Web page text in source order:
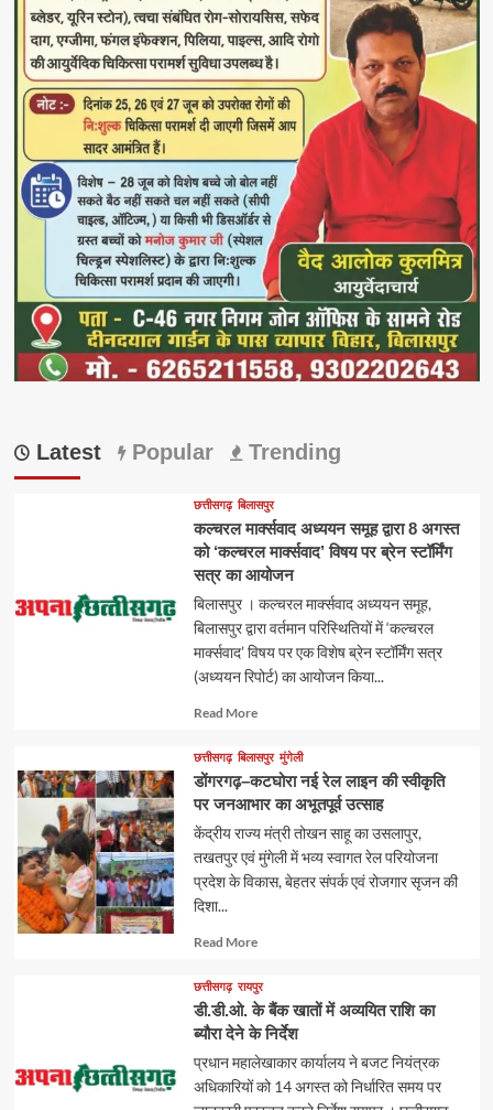
Latest Popular Trending
छत्तीसगढ़ बिलासपुर
कल्चरल मार्क्सवाद अध्ययन समूह द्वारा 8 अगस्त
को ‘कल्चरल मार्क्सवाद’ विषय पर ब्रेन स्टॉर्मिंग
सत्र का आयोजन
बिलासपुर । कल्चरल मार्क्सवाद अध्ययन समूह,
बिलासपुर द्वारा वर्तमान परिस्थितियों में ‘कल्चरल
मार्क्सवाद’ विषय पर एक विशेष ब्रेन स्टॉर्मिंग सत्र
(अध्ययन रिपोर्ट) का आयोजन किया...
Read MoreRead
about
छत्तीसगढ़ बिलासपुर मुंगेली
डोंगरगढ़–कटघोरा नई रेल लाइन की स्वीकृति
पर जनआभार का अभूतपूर्व उत्साह
केंद्रीय राज्य मंत्री तोखन साहू का उसलापुर,
तखतपुर एवं मुंगेली में भव्य स्वागत रेल परियोजना
प्रदेश के विकास, बेहतर संपर्क एवं रोजगार सृजन की
दिशा...
Read MoreRead
about
छत्तीसगढ़ रायपुर
डी.डी.ओ. के बैंक खातों में अव्ययित राशि का
ब्यौरा देने के निर्देश
प्रधान महालेखाकार कार्यालय ने बजट नियंत्रक
अधिकारियों को 14 अगस्त को निर्धारित समय पर